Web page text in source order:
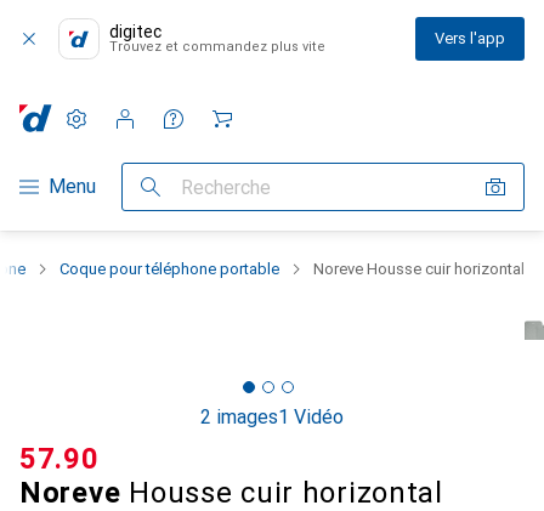
digitec
Trouvez et commandez plus vite Vers l'app
Navigation par catégorie
Menu Recherche
Paramètres
Compte client
Listes de comparaison
Listes d'envies
Panier
Coque pour téléphone portable Noreve Housse cuir horizontal
2 images1 Vidéo
Noreve Housse cuir horizontal
CHF
57.90